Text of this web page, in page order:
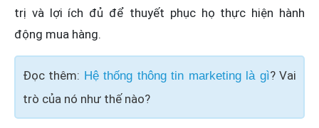
trị và lợi ích đủ để thuyết phục họ thực hiện hành
động mua hàng.
Đọc thêm: Hệ thống thông tin marketing là gì? Vai
trò của nó như thế nào?